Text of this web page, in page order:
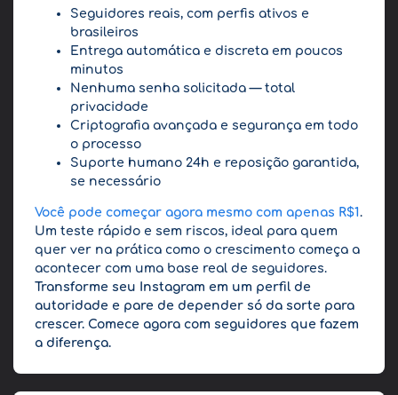
Seguidores reais, com perfis ativos e
brasileiros
Entrega automática e discreta em poucos
minutos
Nenhuma senha solicitada — total
privacidade
Criptografia avançada e segurança em todo
o processo
Suporte humano 24h e reposição garantida,
se necessário
Você pode começar agora mesmo com apenas R$1.
Um teste rápido e sem riscos, ideal para quem
quer ver na prática como o crescimento começa a
acontecer com uma base real de seguidores.
Transforme seu Instagram em um perfil de
autoridade e pare de depender só da sorte para
crescer. Comece agora com seguidores que fazem
a diferença.